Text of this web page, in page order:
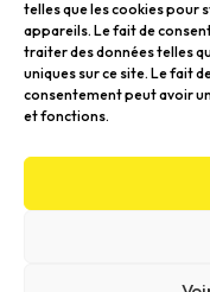
telles que les cookies pour
appareils. Le fait de
traiter des données telles
uniques sur ce site. Le fait
consentement peut avoir
et fonctions.
07 62 01 54 84
Bordeaux &